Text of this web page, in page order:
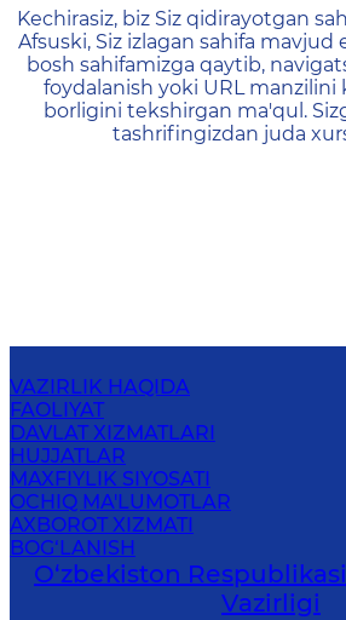
404 —
Kechirasiz, biz Siz qidirayotgan
Afsuski, Siz izlagan sahifa mavjud
bosh sahifamizga qaytib,
foydalanish yoki URL
borligini tekshirgan ma'qul.
tashrifingizdan juda
VAZIRLIK HAQIDA
FAOLIYAT
DAVLAT XIZMATLARI
HUJJATLAR
MAXFIYLIK SIYOSATI
OCHIQ MA'LUMOTLAR
AXBOROT XIZMATI
BOG‘LANISH
O‘zbеkistоn
Vаzirligi